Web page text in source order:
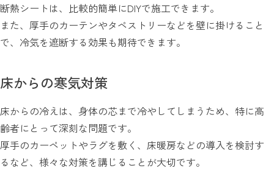
断熱シートは、比較的簡単にDIYで施工できます。
また、厚手のカーテンやタペストリーなどを壁に掛けること
で、冷気を遮断する効果も期待できます。
床からの寒気対策
床からの冷えは、身体の芯まで冷やしてしまうため、特に高
齢者にとって深刻な問題です。
厚手のカーペットやラグを敷く、床暖房などの導入を検討す
るなど、様々な対策を講じることが大切です。